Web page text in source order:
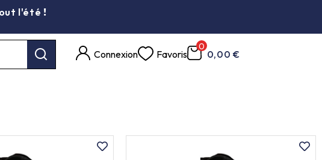
l'été !
Connexion Favoris
0
0,00 €